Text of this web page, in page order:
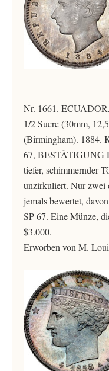
Nr. 1661.
1/2 Sucre (30mm,
(Birmingham). 1884.
67, BESTÄTIGUNG
tiefer, schimmernder
unzirkuliert. Nur zwei
jemals bewertet,
SP 67. Eine Münze,
$3.000.
Erworben von M.